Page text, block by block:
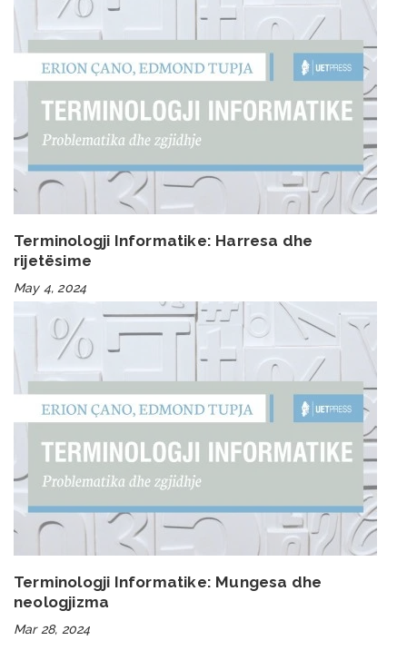
Terminologji Informatike: Harresa dhe
rijetësime
May 4, 2024
Terminologji Informatike: Mungesa dhe
neologjizma
Mar 28, 2024